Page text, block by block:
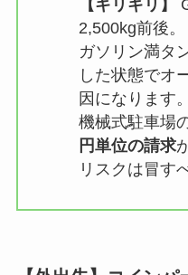
【ギリギリ】
2,500kg前後。
ガソリン満タ
した状態でオ
因になります。
機械式駐車場
円単位の請求
リスクは冒す